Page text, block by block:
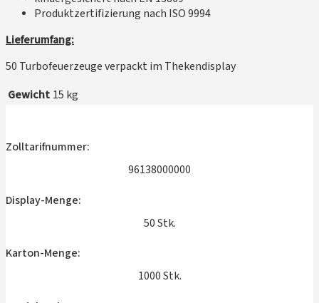
Produktzertifizierung nach ISO 9994
Lieferumfang:
50 Turbofeuerzeuge verpackt im Thekendisplay
Gewicht 15 kg
Zolltarifnummer:
96138000000
Display-Menge:
50 Stk.
Karton-Menge:
1000 Stk.